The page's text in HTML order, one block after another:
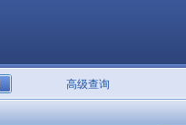
高级查询